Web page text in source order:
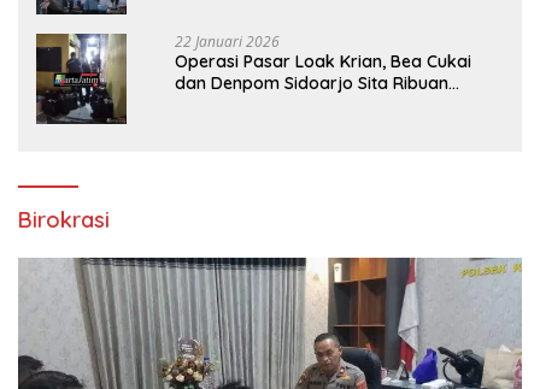
22 Januari 2026
Operasi Pasar Loak Krian, Bea Cukai
dan Denpom Sidoarjo Sita Ribuan
Birokrasi